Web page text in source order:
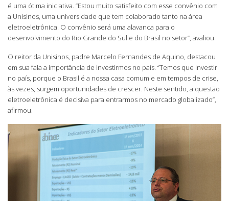
é uma ótima iniciativa. “Estou muito satisfeito com esse convênio com
a Unisinos, uma universidade que tem colaborado tanto na área
eletroeletrônica. O convênio será uma alavanca para o
desenvolvimento do Rio Grande do Sul e do Brasil no setor”, avaliou.
O reitor da Unisinos, padre Marcelo Fernandes de Aquino, destacou
em sua fala a importância de investirmos no país. “Temos que investir
no país, porque o Brasil é a nossa casa comum e em tempos de crise,
às vezes, surgem oportunidades de crescer. Neste sentido, a questão
eletroeletrônica é decisiva para entrarmos no mercado globalizado”,
afirmou.